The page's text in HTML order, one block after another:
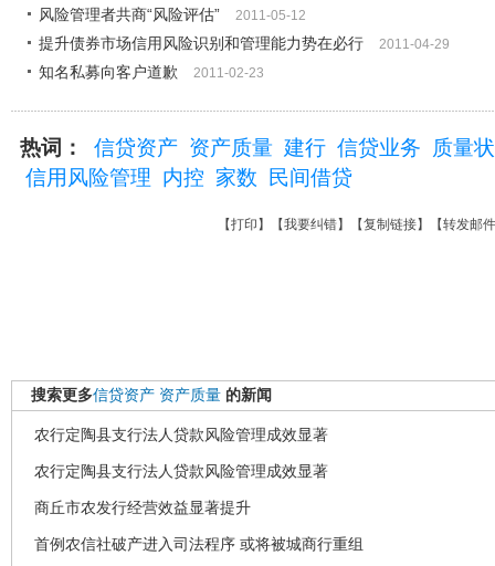
风险管理者共商“风险评估”
2011-05-12
提升债券市场信用风险识别和管理能力势在必行 2011-04-29
知名私募向客户道歉 2011-02-23
热词： 信贷资产 资产质量 建行 信贷业务
质量
信用风险管理 内控 家数 民间借贷
【打印 】【我要纠错】【复制链接】【转发邮件
搜索更多信贷资产 资产质量 的新闻
农行定陶县支行法人贷款风险管理成效显著
农行定陶县支行法人贷款风险管理成效显著
商丘市农发行经营效益显著提升
首例农信社破产进入司法程序 或将被城商行重组